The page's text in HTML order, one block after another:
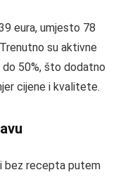
eura, umjesto 78
su aktivne
50%, što dodatno
cijene i kvalitete.
bez recepta putem